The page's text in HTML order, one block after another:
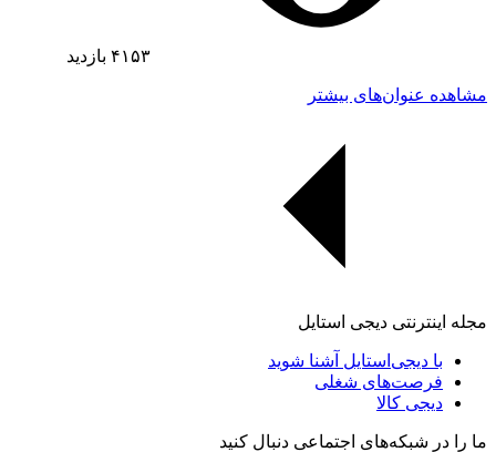
۴۱۵۳ بازدید
مشاهده عنوان‌های بیشتر
مجله اینترنتی دیجی استایل
با دیجی‌استایل آشنا شوید
فرصت‌های شغلی
دیجی کالا
ما را در شبکه‌های اجتماعی دنبال کنید